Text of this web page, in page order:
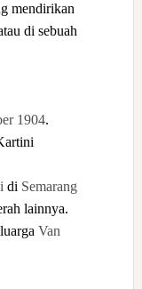
mendirikan
di sebuah
1904.
di Semarang
lainnya.
Van